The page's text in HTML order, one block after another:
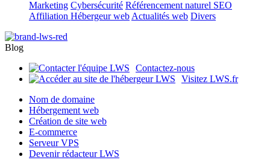
Marketing Cybersécurité Référencement naturel SEO
Affiliation Hébergeur web Actualités web Divers
Blog
Contactez-nous
Visitez LWS.fr
Nom de domaine
Hébergement web
Création de site web
E-commerce
Serveur VPS
Devenir rédacteur LWS